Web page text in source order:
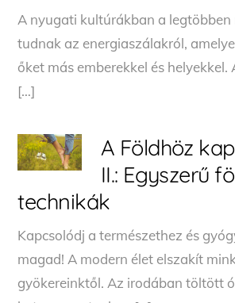
A nyugati kultúrákban a legtöbben
tudnak az energiaszálakról,
őket más emberekkel és helyekkel.
[…]
A Földhöz
II.: Egyszerű
technikák
Kapcsolódj a természethez és
magad! A modern élet elszakít
gyökereinktől. Az irodában töltött